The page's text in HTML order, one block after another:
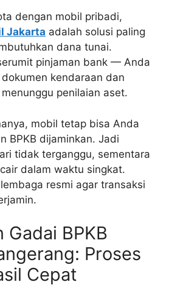
dengan mobil pribadi,
Jakarta adalah solusi paling
dana tunai.
pinjaman bank — Anda
kendaraan dan
penilaian aset.
mobil tetap bisa Anda
BPKB dijaminkan. Jadi
tidak terganggu, sementara
dalam waktu singkat.
resmi agar transaksi
Gadai BPKB
Proses
Cepat